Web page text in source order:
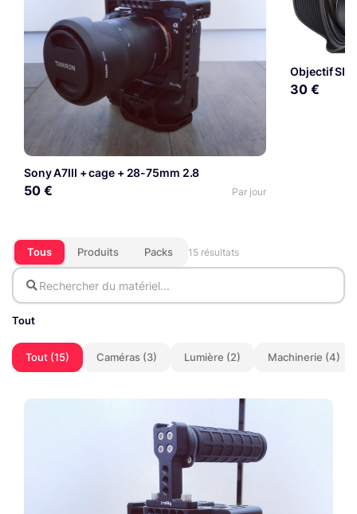
Sony A7III + cage + 28-75mm 2.8
50 € Par jour
Objectif
30 €
Tous Produits Packs 15 résultats
Tout
Tout (15) Caméras (3) Lumière (2) Machinerie (4)